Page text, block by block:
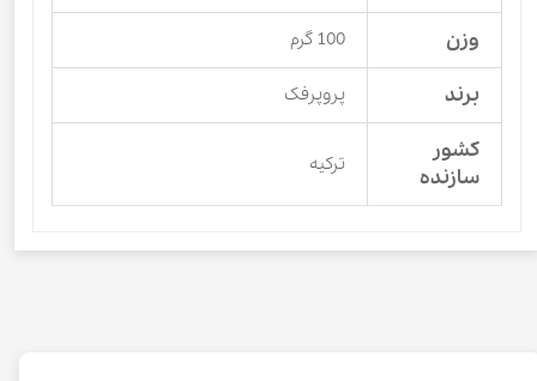
وزن 100 گرم
برند پروپرفک
کشور
سازنده
ترکیه